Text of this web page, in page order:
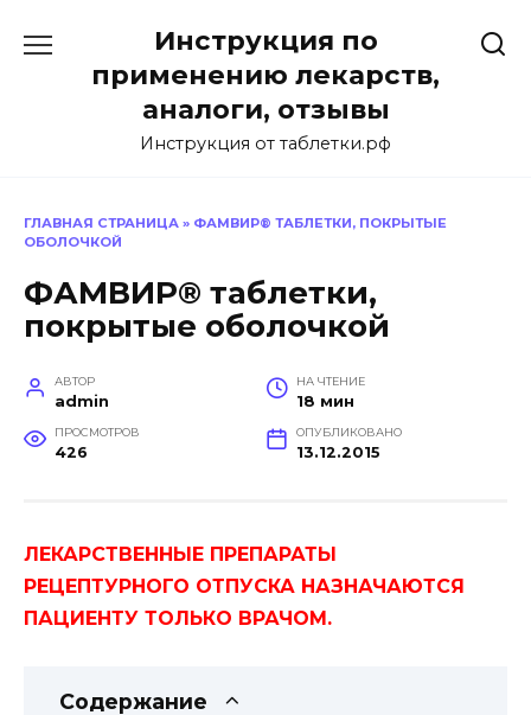
содержанию
Инструкция по
применению лекарств,
аналоги, отзывы
Инструкция от таблетки.рф
ГЛАВНАЯ СТРАНИЦА » ФАМВИР® ТАБЛЕТКИ, ПОКРЫТЫЕ
ОБОЛОЧКОЙ
ФАМВИР® таблетки,
покрытые оболочкой
АВТОР
admin
НА ЧТЕНИЕ
18 мин
ПРОСМОТРОВ
426
ОПУБЛИКОВАНО
13.12.2015
ЛЕКАРСТВЕННЫЕ ПРЕПАРАТЫ
РЕЦЕПТУРНОГО ОТПУСКА НАЗНАЧАЮТСЯ
ПАЦИЕНТУ ТОЛЬКО ВРАЧОМ.
Содержание